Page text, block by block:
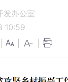
发办公室
10:59